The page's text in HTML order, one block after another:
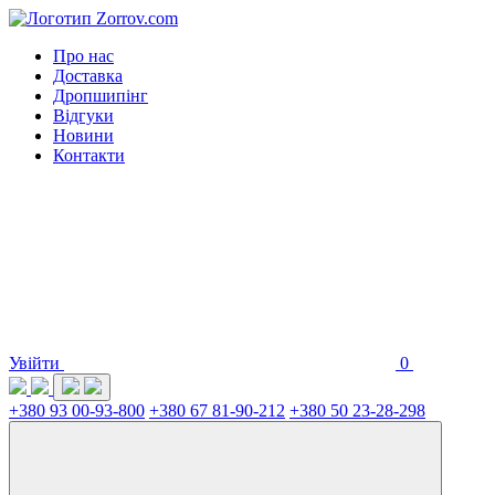
Про нас
Доставка
Дропшипінг
Відгуки
Новини
Контакти
Увійти 0
+380 93 00-93-800 +380 67 81-90-212 +380 50 23-28-298